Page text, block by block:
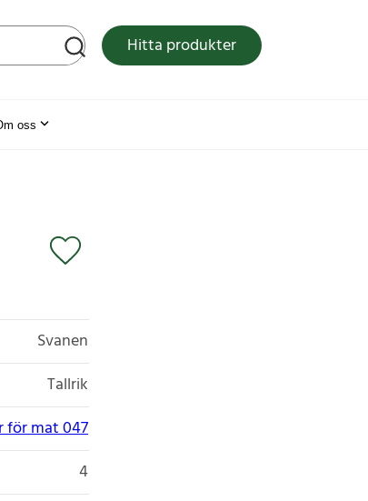
Hitta produkter
oss
Svanen
Tallrik
för mat 047
4